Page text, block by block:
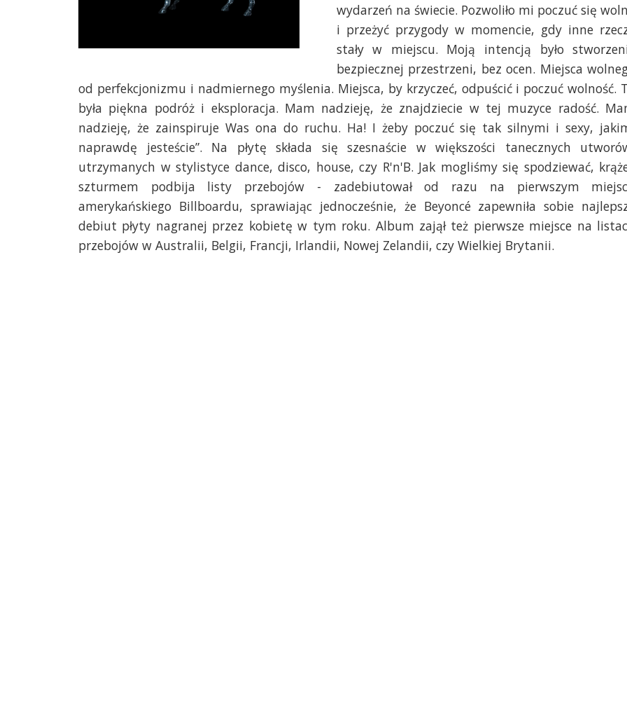
wydarzeń na świecie. Pozwoliło mi poczuć się
i przeżyć przygody w momencie, gdy inne
stały w miejscu. Moją intencją było
bezpiecznej przestrzeni, bez ocen. Miejsca
od perfekcjonizmu i nadmiernego myślenia. Miejsca, by krzyczeć, odpuścić i poczuć wolność.
była piękna podróż i eksploracja. Mam nadzieję, że znajdziecie w tej muzyce radość.
nadzieję, że zainspiruje Was ona do ruchu. Ha! I żeby poczuć się tak silnymi i sexy,
naprawdę jesteście”. Na płytę składa się szesnaście w większości tanecznych
utrzymanych w stylistyce dance, disco, house, czy R'n'B. Jak mogliśmy się spodziewać,
szturmem podbija listy przebojów - zadebiutował od razu na pierwszym
amerykańskiego Billboardu, sprawiając jednocześnie, że Beyoncé zapewniła sobie
debiut płyty nagranej przez kobietę w tym roku. Album zajął też pierwsze miejsce na
przebojów w Australii, Belgii, Francji, Irlandii, Nowej Zelandii, czy Wielkiej Brytanii.